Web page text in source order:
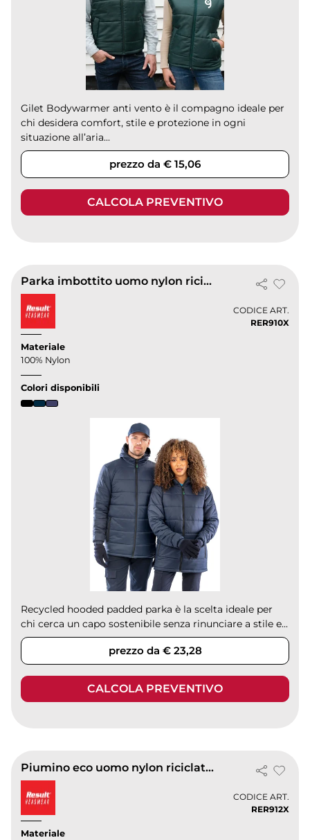
Gilet Bodywarmer anti vento è il compagno ideale per
chi desidera comfort, stile e protezione in ogni
situazione all’aria...
prezzo da € 15,06
CALCOLA PREVENTIVO
Parka imbottito uomo nylon riciclato antivento
CODICE ART.
RER910X
Materiale
100% Nylon
Colori disponibili
Recycled hooded padded parka è la scelta ideale per
chi cerca un capo sostenibile senza rinunciare a stile e...
prezzo da € 23,28
CALCOLA PREVENTIVO
Piumino eco uomo nylon riciclato, impermeabile
CODICE ART.
RER912X
Materiale